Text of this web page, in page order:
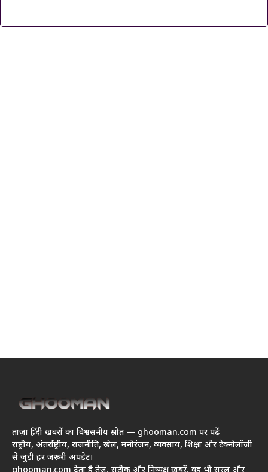
ताज़ा हिंदी खबरों का विश्वसनीय स्रोत — ghooman.com पर पढ़ें
राष्ट्रीय, अंतर्राष्ट्रीय, राजनीति, खेल, मनोरंजन, व्यवसाय, शिक्षा और टेक्नोलॉजी
से जुड़ी हर जरूरी अपडेट।